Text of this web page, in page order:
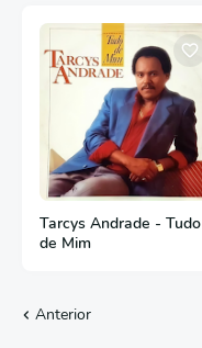
Tarcys Andrade - Tudo
de Mim
Anterior